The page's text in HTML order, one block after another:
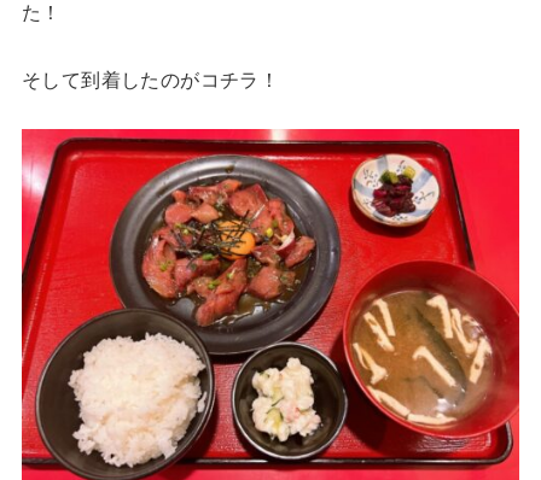
た！
そして到着したのがコチラ！